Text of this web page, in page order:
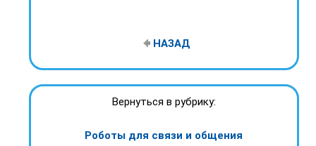
НАЗАД
Вернуться в рубрику:
Роботы для связи и общения